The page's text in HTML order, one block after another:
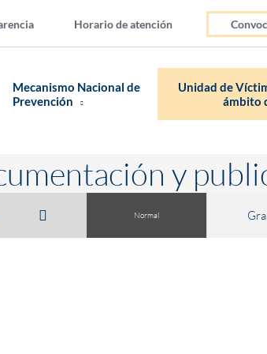
Horario de atención
Mecanismo Nacional de
Prevención
Unidad de
ámbito
y
Normal